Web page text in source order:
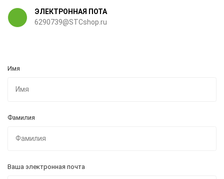
ЭЛЕКТРОННАЯ ПОТА
6290739@STCshop.ru
Имя
Фамилия
Ваша электронная почта